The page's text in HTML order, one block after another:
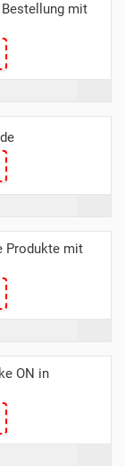
Bestellung mit
Produkte mit
ON in